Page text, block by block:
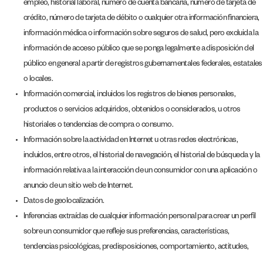
empleo, historial laboral, número de cuenta bancaria, número de tarjeta de
crédito, número de tarjeta de débito o cualquier otra información financiera,
información médica o información sobre seguros de salud, pero excluida la
información de acceso público que se ponga legalmente a disposición del
público en general a partir de registros gubernamentales federales, estatales
o locales.
Información comercial, incluidos los registros de bienes personales,
productos o servicios adquiridos, obtenidos o considerados, u otros
historiales o tendencias de compra o consumo.
Información sobre la actividad en Internet u otras redes electrónicas,
incluidos, entre otros, el historial de navegación, el historial de búsqueda y la
información relativa a la interacción de un consumidor con una aplicación o
anuncio de un sitio web de Internet.
Datos de geolocalización.
Inferencias extraídas de cualquier información personal para crear un perfil
sobre un consumidor que refleje sus preferencias, características,
tendencias psicológicas, predisposiciones, comportamiento, actitudes,